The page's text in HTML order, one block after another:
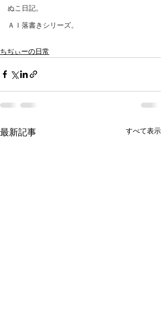
ぬこ日記。
ＡＩ落書きシリーズ。
ちぢぃーの日常
最新記事 すべて表示